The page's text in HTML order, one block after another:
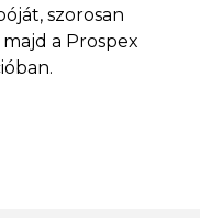
szorosan
a Prospex